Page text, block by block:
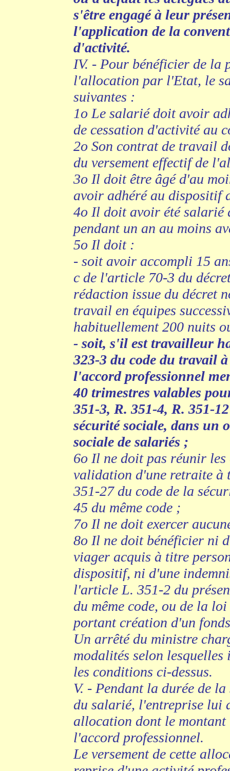
s'être engagé à leur
l'application de la
d'activité.
IV. - Pour bénéficier de la
l'allocation par l'Etat, le
suivantes :
1o Le salarié doit avoir
de cessation d'activité au
2o Son contrat de travail
du versement effectif de
3o Il doit être âgé d'au
avoir adhéré au dispositif
4o Il doit avoir été salarié
pendant un an au moins
5o Il doit :
- soit avoir accompli 15
c de l'article 70-3 du
rédaction issue du décret
travail en équipes
habituellement 200 nuits
- soit, s'il est travailleur
323-3 du code du travail
l'accord professionnel
40 trimestres valables
351-3, R. 351-4, R. 351-
sécurité sociale, dans un
sociale de salariés ;
6o Il ne doit pas réunir les
validation d'une retraite à
351-27 du code de la
45 du même code ;
7o Il ne doit exercer
8o Il ne doit bénéficier ni
viager acquis à titre
dispositif, ni d'une
l'article L. 351-2 du
du même code, ou de la
portant création d'un
Un arrêté du ministre
modalités selon
les conditions ci-dessus.
V. - Pendant la durée de
du salarié, l'entreprise lui
allocation dont le montant
l'accord professionnel.
Le versement de cette